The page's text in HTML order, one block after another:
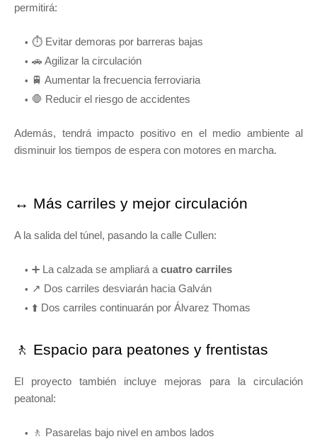
permitirá:
⏱️ Evitar demoras por barreras bajas
🚗 Agilizar la circulación
🚆 Aumentar la frecuencia ferroviaria
🛑 Reducir el riesgo de accidentes
Además, tendrá impacto positivo en el medio ambiente al
disminuir los tiempos de espera con motores en marcha.
↔️ Más carriles y mejor circulación
A la salida del túnel, pasando la calle Cullen:
➕ La calzada se ampliará a cuatro carriles
↗️ Dos carriles desviarán hacia Galván
⬆️ Dos carriles continuarán por Álvarez Thomas
🚶 Espacio para peatones y frentistas
El proyecto también incluye mejoras para la circulación
peatonal:
🚶 Pasarelas bajo nivel en ambos lados